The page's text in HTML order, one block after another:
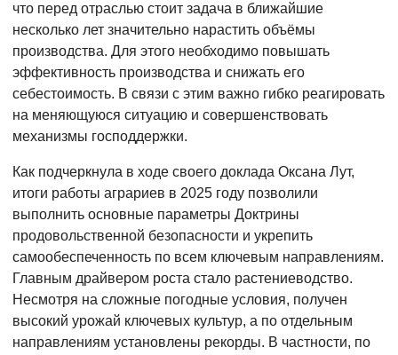
что перед отраслью стоит задача в ближайшие
несколько лет значительно нарастить объёмы
производства. Для этого необходимо повышать
эффективность производства и снижать его
себестоимость. В связи с этим важно гибко реагировать
на меняющуюся ситуацию и совершенствовать
механизмы господдержки.
Как подчеркнула в ходе своего доклада Оксана Лут,
итоги работы аграриев в 2025 году позволили
выполнить основные параметры Доктрины
продовольственной безопасности и укрепить
самообеспеченность по всем ключевым направлениям.
Главным драйвером роста стало растениеводство.
Несмотря на сложные погодные условия, получен
высокий урожай ключевых культур, а по отдельным
направлениям установлены рекорды. В частности, по